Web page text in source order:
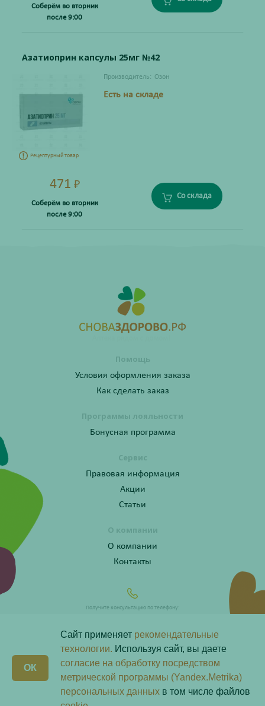
Соберём во вторник
после 9:00
Азатиоприн капсулы 25мг №42
Рецептурный товар
Производитель: Озон
Есть на складе
471 ₽
Соберём во вторник
после 9:00
Со склада
Помощь
Условия оформления заказа
Как сделать заказ
Программы лояльности
Бонусная программа
Сервис
Правовая информация
Акции
Статьи
О компании
О компании
Контакты
Получите консультацию по телефону:
Любая информация на сайте носит справочный характер и не является публичной офертой
определяемой положениями пункта 2 статьи 437 Гражданского кодекса Российской Федерации.
Сайт применяет рекомендательные
технологии. Используя сайт, вы даете
согласие на обработку посредством
метрической программы (Yandex.Metrika)
персональных данных в том числе файлов
ОК
Скачай наше